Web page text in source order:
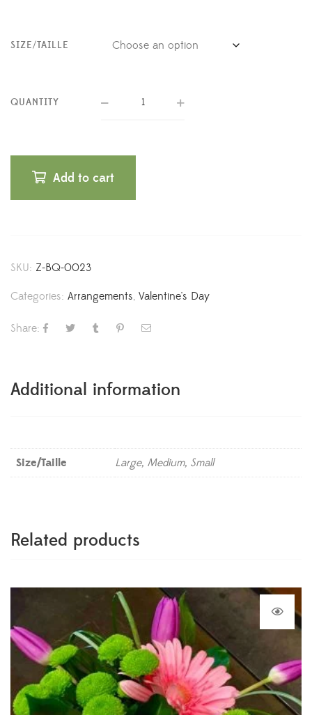
SIZE/TAILLE
QUANTITY
Add to cart
SKU: Z-BQ-0023
Categories: Arrangements, Valentine's Day
Share:
Additional information
Size/Taille Large, Medium, Small
Related products